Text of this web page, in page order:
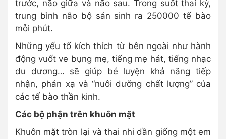
trước, não giữa và não sau. Trong suốt thai kỳ,
trung bình não bộ sản sinh ra 250000 tế bào
mỗi phút.
Những yếu tố kích thích từ bên ngoài như hành
động vuốt ve bụng mẹ, tiếng mẹ hát, tiếng nhạc
du dương… sẽ giúp bé luyện khả năng tiếp
nhận, phản xạ và “nuôi dưỡng chất lượng” của
các tế bào thần kinh.
Các bộ phận trên khuôn mặt
Khuôn mặt tròn lại và thai nhi dần giống một em